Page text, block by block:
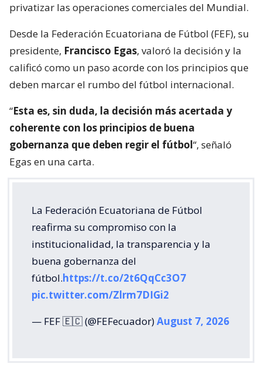
privatizar las operaciones comerciales del Mundial.
Desde la Federación Ecuatoriana de Fútbol (FEF), su
presidente, Francisco Egas, valoró la decisión y la
calificó como un paso acorde con los principios que
deben marcar el rumbo del fútbol internacional.
“Esta es, sin duda, la decisión más acertada y
coherente con los principios de buena
gobernanza que deben regir el fútbol“, señaló
Egas en una carta.
La Federación Ecuatoriana de Fútbol
reafirma su compromiso con la
institucionalidad, la transparencia y la
buena gobernanza del
fútbol.https://t.co/2t6QqCc3O7
pic.twitter.com/Zlrm7DIGi2
— FEF 🇪🇨 (@FEFecuador)August 7, 2026